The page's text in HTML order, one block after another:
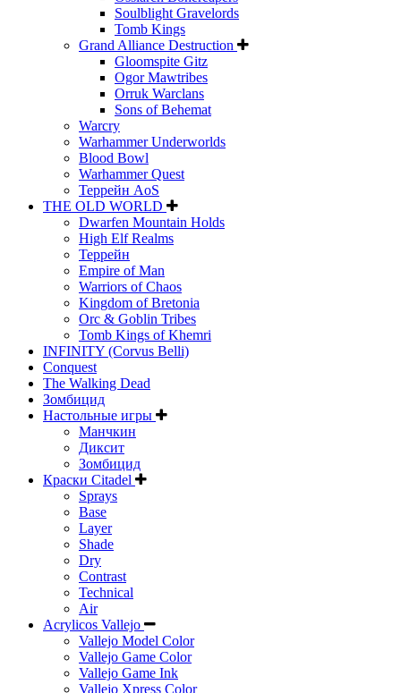
Soulblight Gravelords
Tomb Kings
Grand Alliance Destruction
Gloomspite Gitz
Ogor Mawtribes
Orruk Warclans
Sons of Behemat
Warcry
Warhammer Underworlds
Blood Bowl
Warhammer Quest
Террейн AoS
THE OLD WORLD
Dwarfen Mountain Holds
High Elf Realms
Террейн
Empire of Man
Warriors of Chaos
Kingdom of Bretonia
Orc & Goblin Tribes
Tomb Kings of Khemri
INFINITY (Corvus Belli)
Conquest
The Walking Dead
Зомбицид
Настольные игры
Манчкин
Диксит
Зомбицид
Краски Citadel
Sprays
Base
Layer
Shade
Dry
Contrast
Technical
Air
Acrylicos Vallejo
Vallejo Model Color
Vallejo Game Color
Vallejo Game Ink
Vallejo Xpress Color